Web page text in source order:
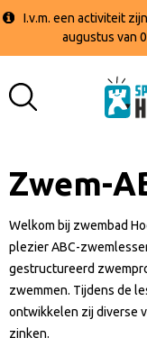
I.v.m. een activiteit
augustus van
Zwem-
Welkom bij zwembad
plezier ABC-
gestructureerd
zwemmen. Tijdens de
ontwikkelen zij diverse
zinken.